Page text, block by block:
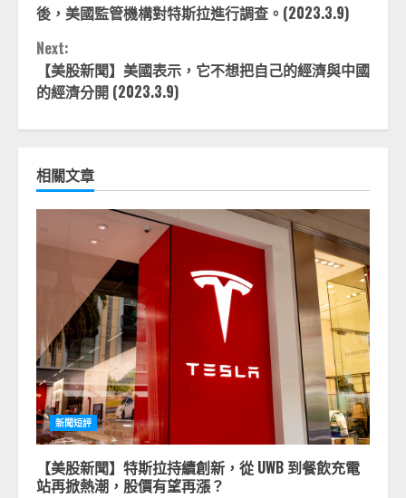
Reading
後，美國監管機構對特斯拉進行調查。(2023.3.9)
Next:
【美股新聞】美國表示，它不想把自己的經濟與中國
的經濟分開 (2023.3.9)
相關文章
新聞短評
【美股新聞】特斯拉持續創新，從 UWB 到餐飲充電
站再掀熱潮，股價有望再漲？